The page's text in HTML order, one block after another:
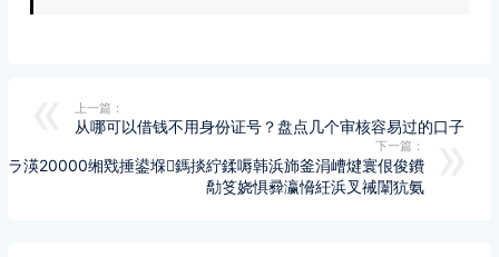
上一篇：
从哪可以借钱不用身份证号？盘点几个审核容易过的口子
下一篇：
ラ渶20000缃戣捶鍙堢鎷掞紵鍒嗕韩浜斾釜涓嶆煡寰佷俊鐨
勪笅娆惧彛瀛愶紝浜叉祴闈犺氨